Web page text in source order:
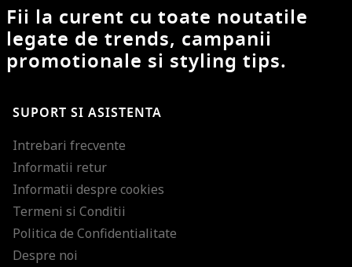
Fii la curent cu toate noutatile
legate de trends, campanii
promotionale si styling tips.
SUPORT SI ASISTENTA
Intrebari frecvente
Informatii retur
Informatii despre cookies
Termeni si Conditii
Politica de Confidentialitate
Despre noi